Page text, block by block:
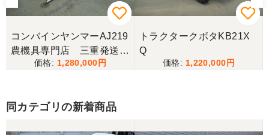
コンバインヤンマーAJ219
農機具専門店 三重発送整
備済み
1,280,000
トラクタークボタKB21X
Q
1,220,000
同カテゴリの新着商品